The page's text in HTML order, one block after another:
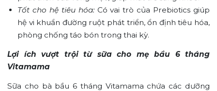
Tốt cho hệ tiêu hóa:Có vai trò của Prebiotics giúp
hệ vi khuẩn đường ruột phát triển, ổn định tiêu hóa,
phòng chống táo bón trong thai kỳ.
Lợi ích vượt trội từ sữa cho mẹ bầu 6 tháng
Vitamama
Sữa cho bà bầu 6 tháng Vitamama chứa các dưỡng